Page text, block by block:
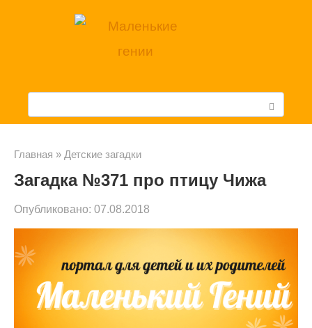
с
:
Главная » Детские загадки
Загадка №371 про птицу Чижа
Опубликовано: 07.08.2018